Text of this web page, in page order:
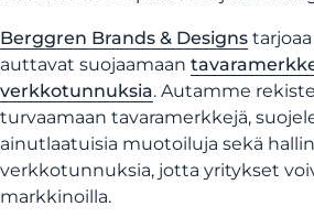
Berggren Brands & Designs
auttavat suojaamaan
verkkotunnuksia. Autamme
turvaamaan tavaramerkkejä,
ainutlaatuisia muotoiluja sekä
verkkotunnuksia, jotta yritykset
markkinoilla.